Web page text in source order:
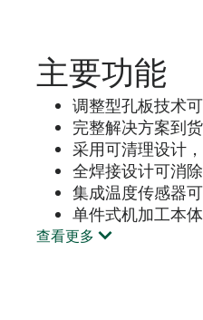
主要功能
调整型孔板技术
完整解决方案到
采用可清理设计
全焊接设计可消
集成温度传感器
单件式机加工本
查看更多